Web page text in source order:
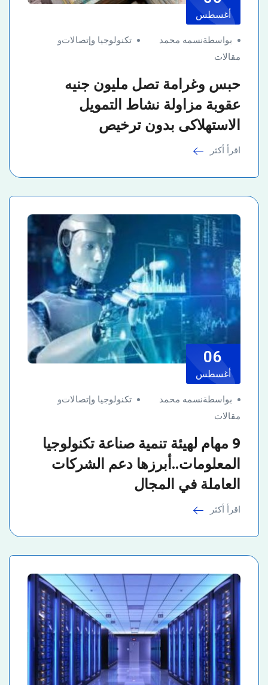
أغسطس
بواسطةنسمه محمد تكنولوجيا وإتصالاتو
مقالات
حبس وغرامة تصل مليون جنيه
عقوبة مزاولة نشاط التمويل
الاستهلاكى بدون ترخيص
اقرأ أكثر
06
أغسطس
بواسطةنسمه محمد تكنولوجيا وإتصالاتو
مقالات
9 مهام لهيئة تنمية صناعة تكنولوجيا
المعلومات..أبرزها دعم الشركات
العاملة في المجال
اقرأ أكثر